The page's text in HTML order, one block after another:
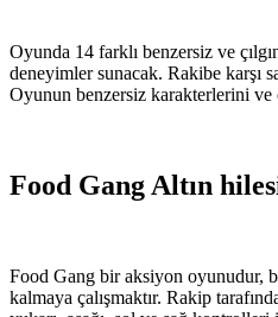
Oyunda 14 farklı benzersiz ve
deneyimler sunacak. Rakibe karşı
Oyunun benzersiz karakterlerini ve
Food Gang Altın
Food Gang bir aksiyon oyunudur,
kalmaya çalışmaktır. Rakip